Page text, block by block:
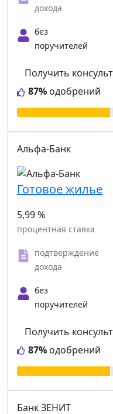
дохода
без
поручителей
87% одобрений
Получить
Альфа-Банк
Готовое жилье
5,99 %
процентная ставка
подтверждение
дохода
без
поручителей
87% одобрений
Получить
Банк ЗЕНИТ